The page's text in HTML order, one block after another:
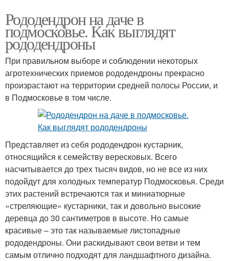
Рододендрон на даче в
подмосковье. Как выглядят
рододендроны
При правильном выборе и соблюдении некоторых
агротехнических приемов рододендроны прекрасно
произрастают на территории средней полосы России, и
в Подмосковье в том числе.
Представляет из себя рододендрон кустарник,
относящийся к семейству вересковых. Всего
насчитывается до трех тысяч видов, но не все из них
подойдут для холодных температур Подмосковья. Среди
этих растений встречаются так и миниатюрные
«стреляющие» кустарники, так и довольно высокие
деревца до 30 сантиметров в высоте. Но самые
красивые – это так называемые листопадные
рододендроны. Они раскидывают свои ветви и тем
самым отлично подходят для ландшафтного дизайна.